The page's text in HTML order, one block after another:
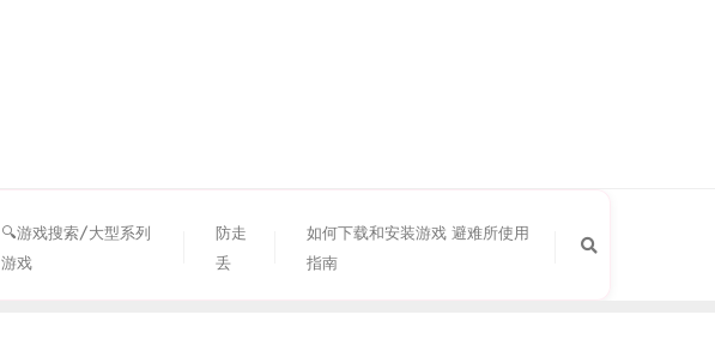
🔍游戏搜索/大型系列
游戏
防走
丢
如何下载和安装游戏 避难所使用
指南